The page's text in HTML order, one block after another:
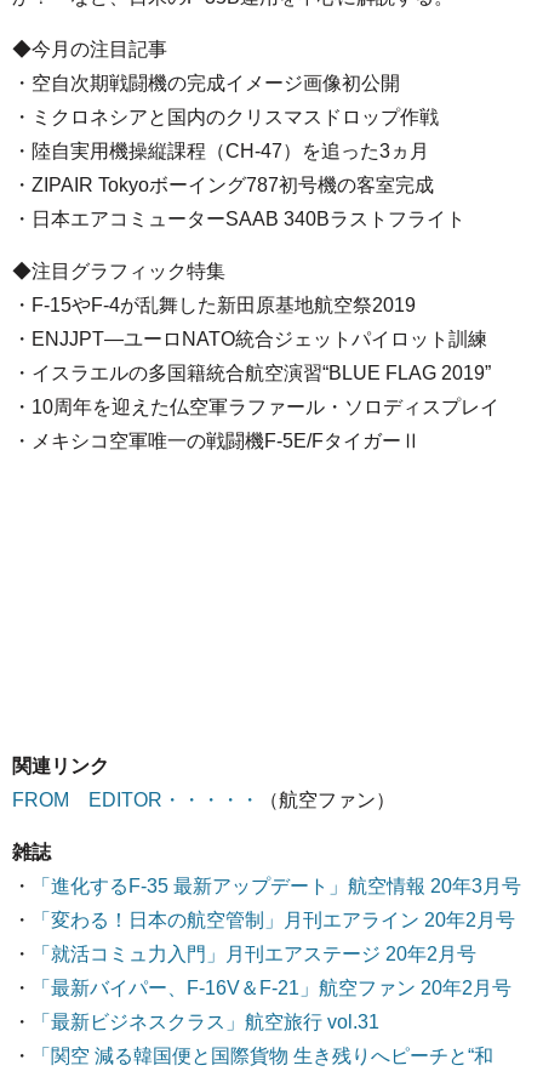
◆今月の注目記事
・空自次期戦闘機の完成イメージ画像初公開
・ミクロネシアと国内のクリスマスドロップ作戦
・陸自実用機操縦課程（CH-47）を追った3ヵ月
・ZIPAIR Tokyoボーイング787初号機の客室完成
・日本エアコミューターSAAB 340Bラストフライト
◆注目グラフィック特集
・F-15やF-4が乱舞した新田原基地航空祭2019
・ENJJPT―ユーロNATO統合ジェットパイロット訓練
・イスラエルの多国籍統合航空演習“BLUE FLAG 2019”
・10周年を迎えた仏空軍ラファール・ソロディスプレイ
・メキシコ空軍唯一の戦闘機F-5E/FタイガーⅡ
関連リンク
FROM EDITOR・・・・・
（航空ファン）
雑誌
・
「進化するF-35 最新アップデート」航空情報 20年3月号
・
「変わる！日本の航空管制」月刊エアライン 20年2月号
・
「就活コミュ力入門」月刊エアステージ 20年2月号
・
「最新バイパー、F-16V＆F-21」航空ファン 20年2月号
・
「最新ビジネスクラス」航空旅行 vol.31
・
「関空 減る韓国便と国際貨物 生き残りへピーチと“和